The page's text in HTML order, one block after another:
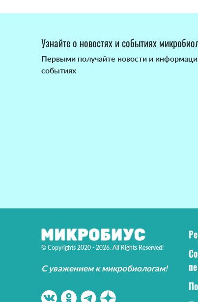
Узнайте о новостях и событиях
Первыми получайте новости и
событиях
© Copyrights 2020 - 2026. All Rights Reserved!
С уважением к микробиологам!